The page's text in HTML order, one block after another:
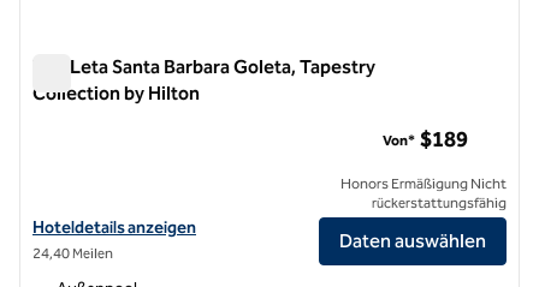
The Leta Santa Barbara Goleta, Tapestry
Collection by Hilton
Hoteldetails für The Leta Santa Barbara Goleta, Tapestry Collection
Hoteldetails anzeigen
24,40 Meilen
Von* $189
Honors Ermäßigung Nicht
rückerstattungsfähig
Daten auswählen